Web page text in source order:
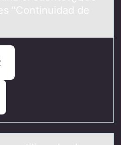
"Continuidad de